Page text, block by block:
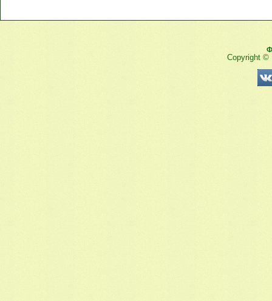
Copyright ©